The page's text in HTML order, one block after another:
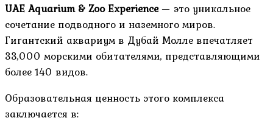
UAE Aquarium & Zoo Experience— это уникальное
сочетание подводного и наземного миров.
Гигантский аквариум в Дубай Молле впечатляет
33,000 морскими обитателями, представляющими
более 140 видов.
Образовательная ценность этого комплекса
заключается в: